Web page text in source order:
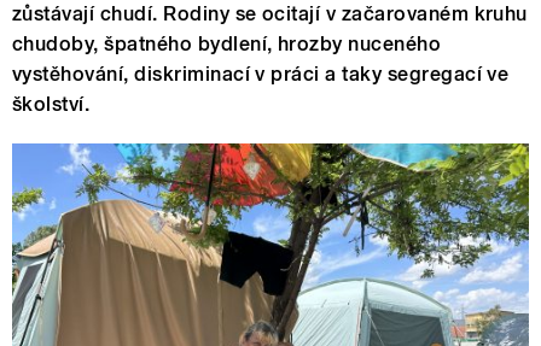
zůstávají chudí. Rodiny se ocitají v začarovaném kruhu
chudoby, špatného bydlení, hrozby nuceného
vystěhování, diskriminací v práci a taky segregací ve
školství.